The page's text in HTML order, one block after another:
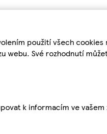
použití všech cookies
webu. Své rozhodnutí
k informacím ve vašem